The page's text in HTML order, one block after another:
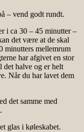
– vend godt rundt.
i ca 30 – 45 minutter –
det være at de skal
minutters mellemrum
har afgivet en stor
det halve og er helt
Når du har lavet dem
det samme med
glas i køleskabet.